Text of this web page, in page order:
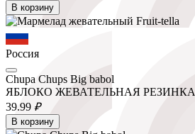
В корзину
Россия
Chupa Chups Big babol
ЯБЛОКО ЖЕВАТЕЛЬНАЯ РЕЗИНКА
39.99 ₽
В корзину